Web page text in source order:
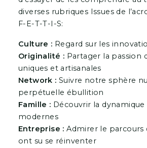
diverses rubriques Issues de
F-E-T-T-I-S:
Culture : Regard sur les
Originalité : Partager la passion
uniques et artisanales
Network : Suivre notre sphère
perpétuelle ébullition
Famille : Découvrir la
modernes
Entreprise : Admirer le parcours
ont su se réinventer